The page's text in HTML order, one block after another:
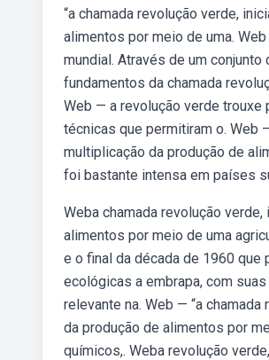
“a chamada revolução verde,
alimentos por meio de uma.
mundial. Através de um
fundamentos da chamada
Web — a revolução verde
técnicas que permitiram o. Web
multiplicação da produção de
foi bastante intensa em países
Weba chamada revolução
alimentos por meio de uma
e o final da década de 1960 que
ecológicas a embrapa, com
relevante na. Web — “a
da produção de alimentos por
químicos,. Weba revolução